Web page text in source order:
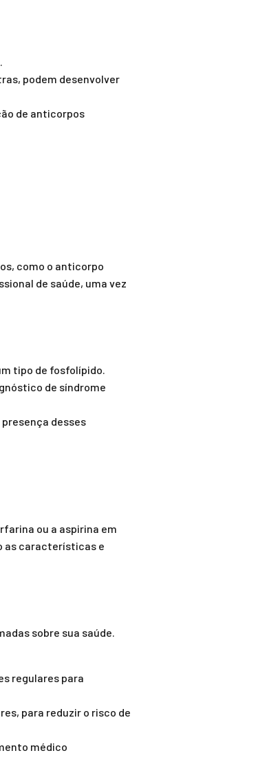
podem desenvolver
de anticorpos
como o anticorpo
de saúde, uma vez
tipo de fosfolípido.
de síndrome
desses
ou a aspirina em
as características e
sobre sua saúde.
regulares para
para reduzir o risco de
médico